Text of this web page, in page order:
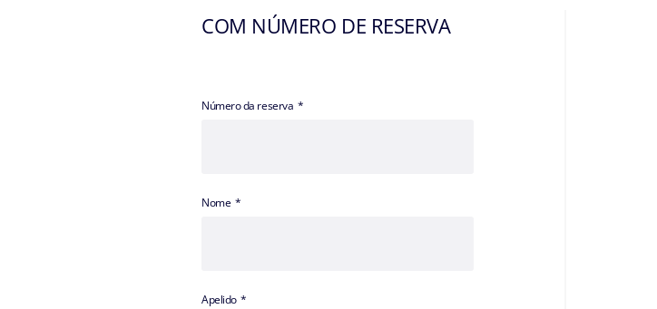
COM NÚMERO DE RESERVA
Número da reserva
Nome
Apelido